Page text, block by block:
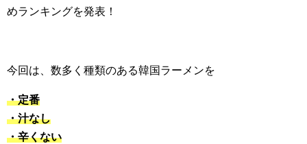
めランキングを発表！
今回は、数多く種類のある韓国ラーメンを
・定番
・汁なし
・辛くない